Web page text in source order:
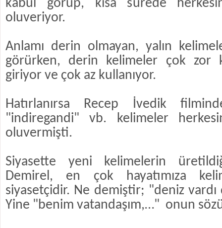
kabul görüp, kısa sürede
oluveriyor.
Anlamı derin olmayan, yalın
görürken, derin kelimeler çok zor
giriyor ve çok az kullanıyor.
Hatırlanırsa Recep İvedik
"indiregandi" vb. kelimeler
oluvermişti.
Siyasette yeni kelimelerin
Demirel, en çok hayatımıza
siyasetçidir. Ne demiştir; "deniz
Yine "benim vatandaşım,…" onun